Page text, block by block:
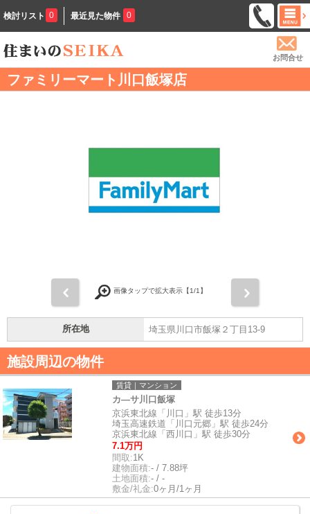
検討リスト 0 最近見た物件 0
お問合せ
ファミリーマート川口飯塚店
画像タップで拡大表示【1/1】
所在地 埼玉県川口市飯塚２丁目13-9
施設周辺の物件
賃貸｜マンション
カ―サ川口飯塚
京浜東北線「川口」駅 徒歩13分
埼玉高速鉄道「川口元郷」駅 徒歩24分
京浜東北線「西川口」駅 徒歩30分
7.1万円
間取:1K
建物面積:- / 7.88坪
土地面積:- / -
敷金/礼金:0ヶ月/1ヶ月